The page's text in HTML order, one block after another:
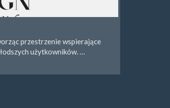
przestrzenie wspierające
użytkowników. …